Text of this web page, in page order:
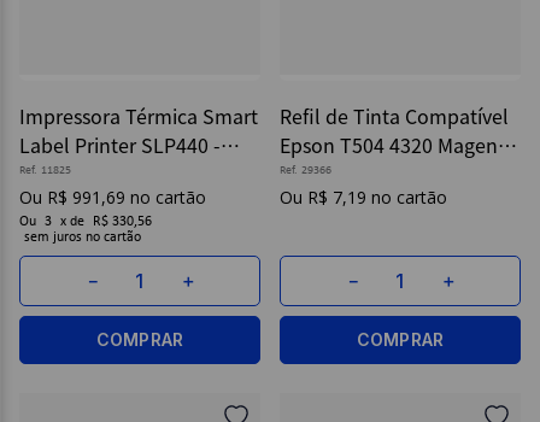
Impressora Térmica Smart
Label Printer SLP440 -
Pimaco
Ref. 11825
R$ 991 ,69
Ou 3 x de
R$ 330,56
sem juros
＋
－
COMPRAR
Refil de Tinta Compatível
Epson T504 4320 Magenta
- Maxprint
Ref. 29366
R$ 7,19
＋
－
COMPRAR